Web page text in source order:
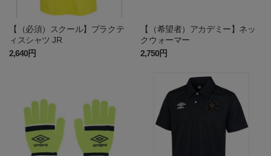
【（必須）スクール】プラクテ
ィスシャツ JR
2,640円
【（希望者）アカデミー】ネッ
クウォーマー
2,750円